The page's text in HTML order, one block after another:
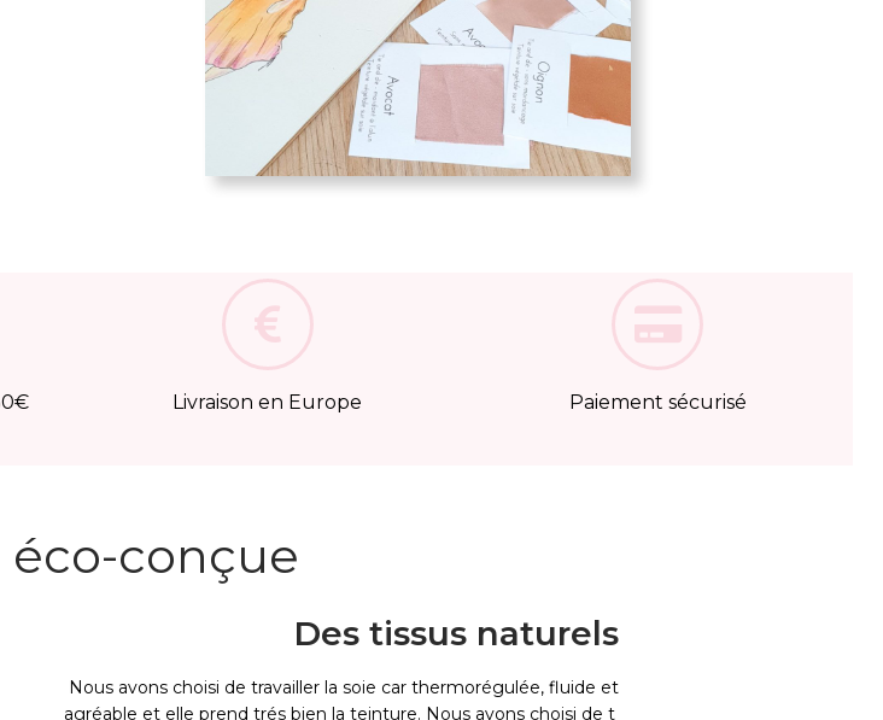
Livraison en Europe Paiement sécurisé
conçue
Des tissus naturels
Nous avons choisi de travailler la soie car thermorégulée, fluide et
agréable et elle prend trés bien la teinture. Nous avons choisi de t